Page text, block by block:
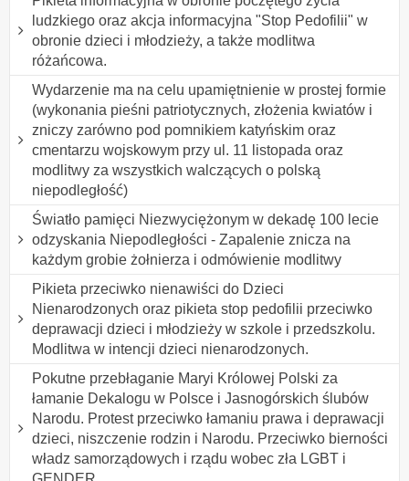
ludzkiego oraz akcja informacyjna "Stop Pedofilii" w
obronie dzieci i młodzieży, a także modlitwa
różańcowa.
Wydarzenie ma na celu upamiętnienie w prostej formie
(wykonania pieśni patriotycznych, złożenia kwiatów i
zniczy zarówno pod pomnikiem katyńskim oraz
cmentarzu wojskowym przy ul. 11 listopada oraz
modlitwy za wszystkich walczących o polską
niepodległość)
Światło pamięci Niezwyciężonym w dekadę 100 lecie
odzyskania Niepodległości - Zapalenie znicza na
każdym grobie żołnierza i odmówienie modlitwy
Pikieta przeciwko nienawiści do Dzieci
Nienarodzonych oraz pikieta stop pedofilii przeciwko
deprawacji dzieci i młodzieży w szkole i przedszkolu.
Modlitwa w intencji dzieci nienarodzonych.
Pokutne przebłaganie Maryi Królowej Polski za
łamanie Dekalogu w Polsce i Jasnogórskich ślubów
Narodu. Protest przeciwko łamaniu prawa i deprawacji
dzieci, niszczenie rodzin i Narodu. Przeciwko bierności
władz samorządowych i rządu wobec zła LGBT i